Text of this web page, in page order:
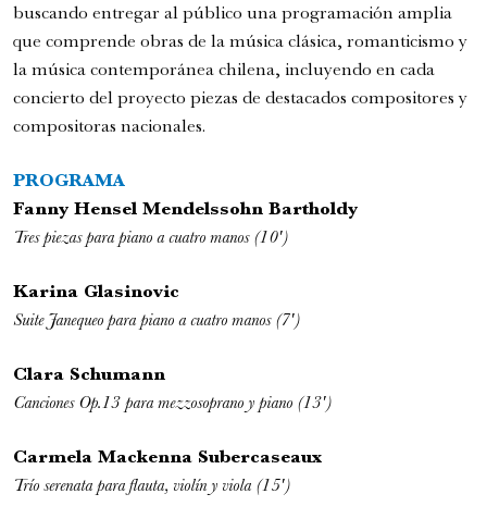
Festival Internacional de la Guitarra
Conciertos y recitales
7:00 pm
Romeo y Julieta | 2026
buscando entregar al público una programación amplia
que comprende obras de la música clásica, romanticismo y
la música contemporánea chilena, incluyendo en cada
concierto del proyecto piezas de destacados compositores y
compositoras nacionales.
PROGRAMA
Fanny Hensel Mendelssohn Bartholdy
Tres piezas para piano a cuatro manos (10′)
Karina Glasinovic
Suite Janequeo para piano a cuatro manos (7′)
Clara Schumann
Canciones Op.13 para mezzosoprano y piano (13′)
Carmela Mackenna Subercaseaux
Trío serenata para flauta, violín y viola (15′)